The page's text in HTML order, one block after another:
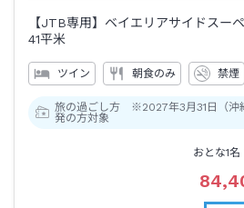
【JTB専用】ベイエリアサイドスー
41平米
ツイン 朝食のみ 禁煙
旅の過ごし方 ※2027年3月31日（沖
発の方対象
おとな1名